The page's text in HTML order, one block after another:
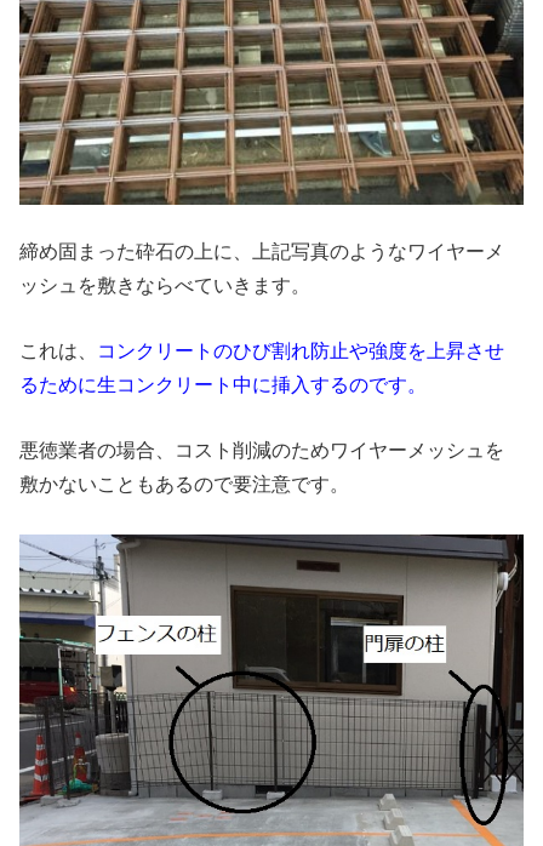
締め固まった砕石の上に、上記写真のようなワイヤーメ
ッシュを敷きならべていきます。
これは、 コンクリートのひび割れ防止や強度を上昇させ
るために生コンクリート中に挿入するのです。
悪徳業者の場合、コスト削減のためワイヤーメッシュを
敷かないこともあるので要注意です。